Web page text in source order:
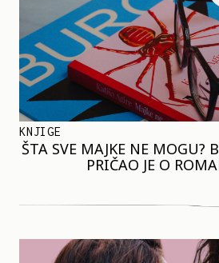
KNJIGE
ŠTA SVE MAJKE NE MOGU?
PRIČAO JE O